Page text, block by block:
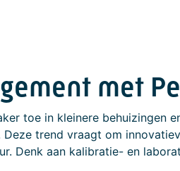
met
toe in kleinere behuizingen
trend vraagt om
Denk aan kalibratie- en